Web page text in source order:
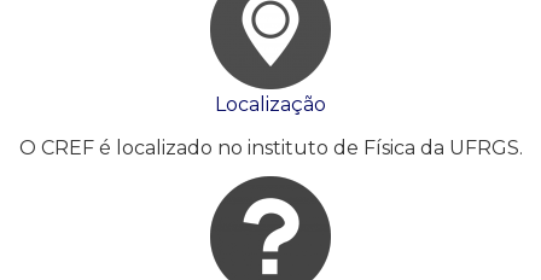
Localização
O CREF é localizado no instituto de Física da UFRGS.